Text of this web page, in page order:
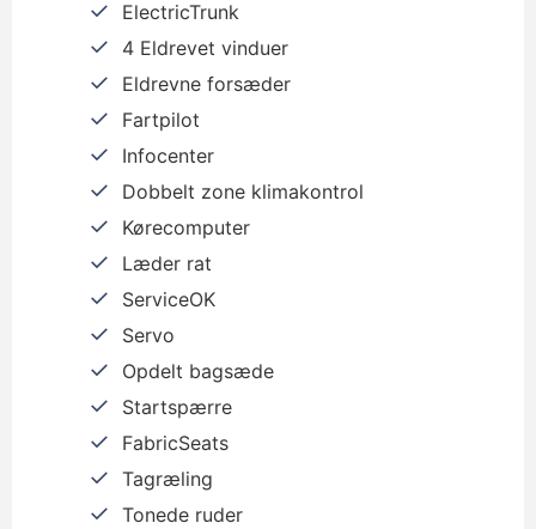
ElectricTrunk
4 Eldrevet vinduer
Eldrevne forsæder
Fartpilot
Infocenter
Dobbelt zone klimakontrol
Kørecomputer
Læder rat
ServiceOK
Servo
Opdelt bagsæde
Startspærre
FabricSeats
Tagræling
Tonede ruder